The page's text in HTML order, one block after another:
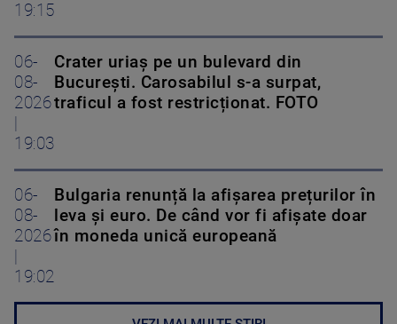
19:15
06-
08-
2026
19:03
Crater uriaș pe un bulevard din
București. Carosabilul s-a surpat,
traficul a fost restricționat. FOTO
06-
08-
2026
19:02
Bulgaria renunță la afișarea prețurilor în
leva și euro. De când vor fi afișate doar
în moneda unică europeană